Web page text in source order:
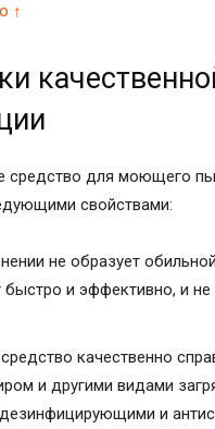
↑
средство для моющего
свойствами:
не образует
быстро и эффективно, и не
качественно
и другими видами
и